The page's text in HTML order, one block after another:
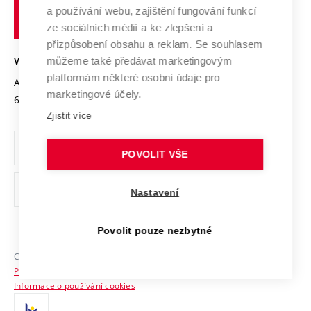
Transfer znalostí
Open Science
Projekty
Projekty ze strukturálních fondů
Specifický výzkum
Mezinárodní dohody
Univerzitní sítě
Podnikavá univerzita / ContriBUTe
Bezpečná univerzita
Vyznamenání
Organizační struktura
Ochrana osobních údajů
odkaz)
Sociální bezpečí
HR Award
technické
VYSOKÉ UČENÍ TECHNICKÉ V BRNĚ
Antonínská 548/1
602 00 Brno
www.vut.cz
vut@vutbr.cz
Copyright © 2026 VUT
Prohlášení o přístupnosti
Informace o používání cookies
a používání webu, zajištění fungování funkcí
ze sociálních médií a ke zlepšení a
přizpůsobení obsahu a reklam. Se souhlasem
můžeme také předávat marketingovým
platformám některé osobní údaje pro
marketingové účely.
Zjistit více
POVOLIT VŠE
Nastavení
Povolit pouze nezbytné